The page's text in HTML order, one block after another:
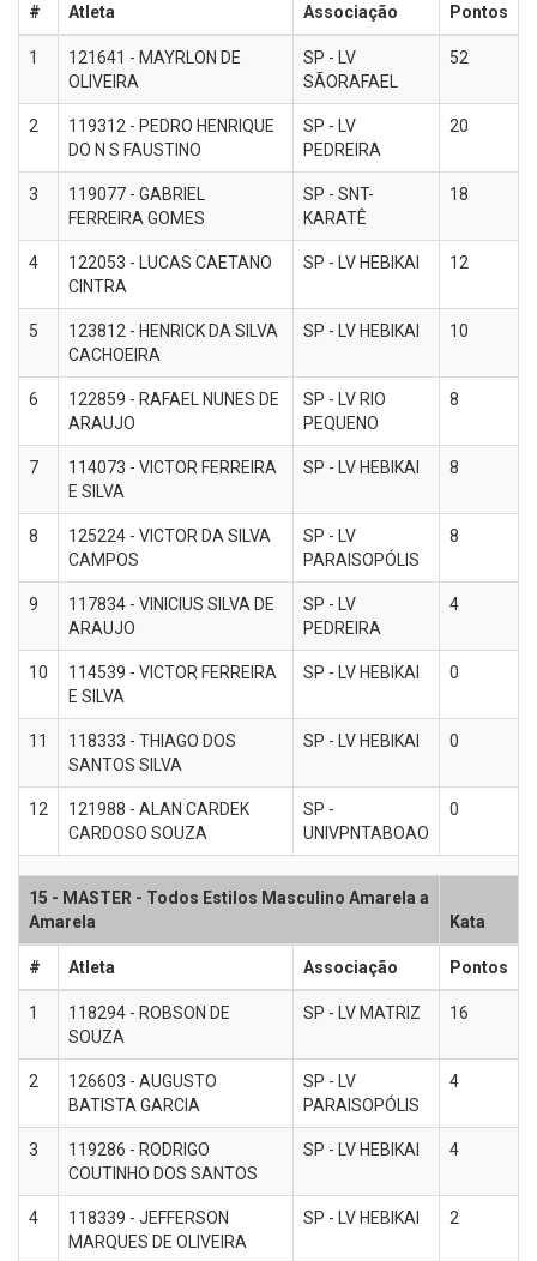
# Atleta Associação Pontos
1
121641 - MAYRLON DE
OLIVEIRA
SP - LV
SÃORAFAEL
52
2
119312 - PEDRO HENRIQUE
DO N S FAUSTINO
SP - LV
PEDREIRA
20
3
119077 - GABRIEL
FERREIRA GOMES
SP - SNT-
KARATÊ
18
4
122053 - LUCAS CAETANO
CINTRA
SP - LV HEBIKAI 12
5
123812 - HENRICK DA SILVA
CACHOEIRA
SP - LV HEBIKAI 10
6
122859 - RAFAEL NUNES DE
ARAUJO
SP - LV RIO
PEQUENO
8
7
114073 - VICTOR FERREIRA
E SILVA
SP - LV HEBIKAI 8
8
125224 - VICTOR DA SILVA
CAMPOS
SP - LV
PARAISOPÓLIS
8
9
117834 - VINICIUS SILVA DE
ARAUJO
SP - LV
PEDREIRA
4
10
114539 - VICTOR FERREIRA
E SILVA
SP - LV HEBIKAI 0
11
118333 - THIAGO DOS
SANTOS SILVA
SP - LV HEBIKAI 0
12
121988 - ALAN CARDEK
CARDOSO SOUZA
SP -
UNIVPNTABOAO
0
15 - MASTER - Todos Estilos Masculino Amarela a
Amarela
Kata
# Atleta Associação Pontos
1
118294 - ROBSON DE
SOUZA
SP - LV MATRIZ 16
2
126603 - AUGUSTO
BATISTA GARCIA
SP - LV
PARAISOPÓLIS
4
3
119286 - RODRIGO
COUTINHO DOS SANTOS
SP - LV HEBIKAI 4
4
118339 - JEFFERSON
MARQUES DE OLIVEIRA
SP - LV HEBIKAI 2